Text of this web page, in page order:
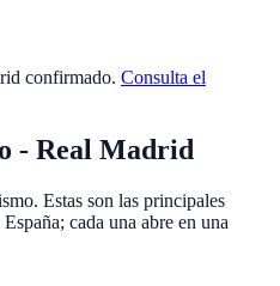
confirmado. Consulta el
- Real Madrid
Estas son las principales
cada una abre en una